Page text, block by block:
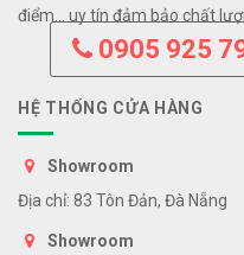
điểm… uy tín đảm bảo chất
0905 925
HỆ THỐNG CỬA HÀNG
Showroom
Địa chỉ: 83 Tôn Đản, Đà Nẵng
Showroom